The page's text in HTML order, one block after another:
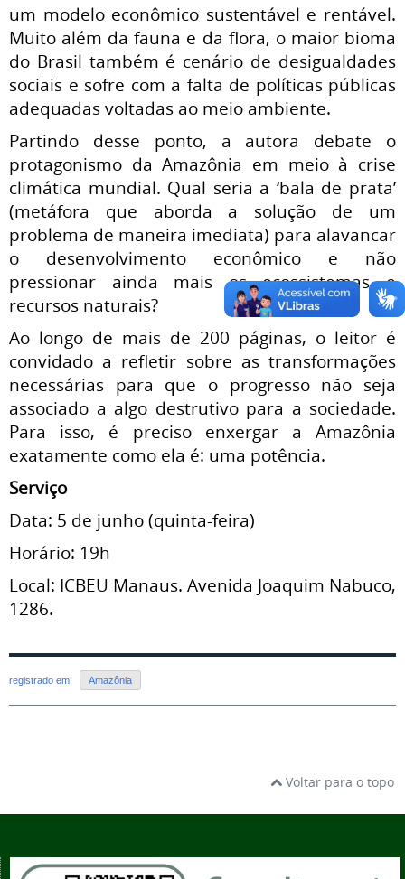
um modelo econômico sustentável e rentável.
Muito além da fauna e da flora, o maior bioma
do Brasil também é cenário de desigualdades
sociais e sofre com a falta de políticas públicas
adequadas voltadas ao meio ambiente.
Partindo desse ponto, a autora debate o
protagonismo da Amazônia em meio à crise
climática mundial. Qual seria a ‘bala de prata’
(metáfora que aborda a solução de um
problema de maneira imediata) para alavancar
o desenvolvimento econômico e não
pressionar ainda mais os ecossistemas e
recursos naturais?
Ao longo de mais de 200 páginas, o leitor é
convidado a refletir sobre as transformações
necessárias para que o progresso não seja
associado a algo destrutivo para a sociedade.
Para isso, é preciso enxergar a Amazônia
exatamente como ela é: uma potência.
Serviço
Data: 5 de junho (quinta-feira)
Horário: 19h
Local: ICBEU Manaus. Avenida Joaquim Nabuco,
1286.
registrado em: Amazônia
Voltar para o topo